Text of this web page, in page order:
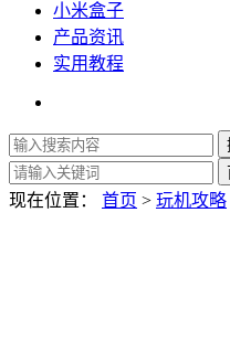
小米盒子
产品资讯
实用教程
现在位置： 首页 > 玩机攻略